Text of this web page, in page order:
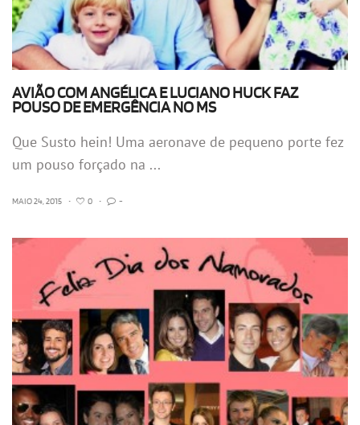
AVIÃO COM ANGÉLICA E LUCIANO HUCK FAZ
POUSO DE EMERGÊNCIA NO MS
Que Susto hein! Uma aeronave de pequeno porte fez
um pouso forçado na ...
MAIO 24, 2015 • 0 • -